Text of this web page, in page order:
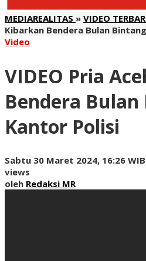
MEDIAREALITAS » VIDEO
Kibarkan Bendera Bulan
Video
VIDEO Pria
Bendera
Kantor Polisi
Sabtu 30 Maret 2024, 16:26 WIB
views
oleh Redaksi MR